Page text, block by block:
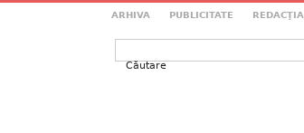
ARHIVA PUBLICITATE REDACŢIA
Formular de căutare